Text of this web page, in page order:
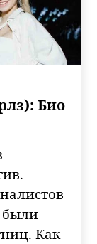
Био
были
Как